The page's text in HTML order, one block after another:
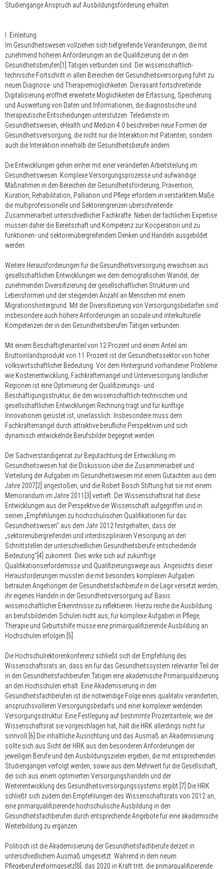
Studiengänge Anspruch auf Ausbildungsförderung erhalten.
I. Einleitung
Im Gesundheitswesen vollziehen sich tiefgreifende Veränderungen, die mit
zunehmend höheren Anforderungen an die Qualifizierung der in den
Gesundheitsberufen[1] Tätigen verbunden sind. Der wissenschaftlich-
technische Fortschritt in allen Bereichen der Gesundheitsversorgung führt zu
neuen Diagnose- und Therapiemöglichkeiten. Die rasant fortschreitende
Digitalisierung eröffnet erweiterte Möglichkeiten der Erfassung, Speicherung
und Auswertung von Daten und Informationen, die diagnostische und
therapeutische Entscheidungen unterstützen. Teledienste im
Gesundheitswesen, eHealth und Medizin 4.0 beschreiben neue Formen der
Gesundheitsversorgung, die nicht nur die Interaktion mit Patienten, sondern
auch die Interaktion innerhalb der Gesundheitsberufe ändern.
Die Entwicklungen gehen einher mit einer veränderten Arbeitsteilung im
Gesundheitswesen. Komplexe Versorgungsprozesse und aufwändige
Maßnahmen in den Bereichen der Gesundheitsförderung, Prävention,
Kuration, Rehabilitation, Palliation und Pflege erfordern in verstärktem Maße
die multiprofessionelle und Sektorengrenzen überschreitende
Zusammenarbeit unterschiedlicher Fachkräfte. Neben der fachlichen Expertise
müssen daher die Bereitschaft und Kompetenz zur Kooperation und zu
funktionen- und sektorenübergreifendem Denken und Handeln ausgebildet
werden.
Weitere Herausforderungen für die Gesundheitsversorgung erwachsen aus
gesellschaftlichen Entwicklungen wie dem demografischen Wandel, der
zunehmenden Diversifizierung der gesellschaftlichen Strukturen und
Lebensformen und der steigenden Anzahl an Menschen mit einem
Migrationshintergrund. Mit der Diversifizierung von Versorgungsbedarfen sind
insbesondere auch höhere Anforderungen an soziale und interkulturelle
Kompetenzen der in den Gesundheitsberufen Tätigen verbunden.
Mit einem Beschäftigtenanteil von 12 Prozent und einem Anteil am
Bruttoinlandsprodukt von 11 Prozent ist der Gesundheitssektor von hoher
volkswirtschaftlicher Bedeutung. Vor dem Hintergrund vorhandener Probleme
wie Kostenentwicklung, Fachkräftemangel und Unterversorgung ländlicher
Regionen ist eine Optimierung der Qualifizierungs- und
Beschäftigungsstruktur, die den wissenschaftlich-technischen und
gesellschaftlichen Entwicklungen Rechnung trägt und für künftige
Innovationen gerüstet ist, unerlässlich. Insbesondere muss dem
Fachkräftemangel durch attraktive berufliche Perspektiven und sich
dynamisch entwickelnde Berufsbilder begegnet werden.
Der Sachverständigenrat zur Begutachtung der Entwicklung im
Gesundheitswesen hat die Diskussion über die Zusammenarbeit und
Verteilung der Aufgaben im Gesundheitswesen mit einem Gutachten aus dem
Jahre 2007[2] angestoßen, und die Robert Bosch Stiftung hat sie mit einem
Memorandum im Jahre 2011[3] vertieft. Der Wissenschaftsrat hat diese
Entwicklungen aus der Perspektive der Wissenschaft aufgegriffen und in
seinen „Empfehlungen zu hochschulischen Qualifikationen für das
Gesundheitswesen“ aus dem Jahr 2012 festgehalten, dass der
„sektorenübergreifenden und interdisziplinären Versorgung an den
Schnittstellen der unterschiedlichen Gesundheitsberufe entscheidende
Bedeutung“[4] zukommt. Dies wirke sich auf zukünftige
Qualifikationserfordernisse und Qualifizierungswege aus. Angesichts dieser
Herausforderungen müssten die mit besonders komplexen Aufgaben
betrauten Angehörigen der Gesundheitsfachberufe in die Lage versetzt werden,
ihr eigenes Handeln in der Gesundheitsversorgung auf Basis
wissenschaftlicher Erkenntnisse zu reflektieren. Hierzu reiche die Ausbildung
an berufsbildenden Schulen nicht aus, für komplexe Aufgaben in Pflege,
Therapie und Geburtshilfe müsse eine primärqualifizierende Ausbildung an
Hochschulen erfolgen.[5]
Die Hochschulrektorenkonferenz schließt sich der Empfehlung des
Wissenschaftsrats an, dass ein für das Gesundheitssystem relevanter Teil der
in den Gesundheitsfachberufen Tätigen eine akademische Primärqualifizierung
an den Hochschulen erhält. Eine Akademisierung in den
Gesundheitsfachberufen ist die notwendige Folge eines qualitativ veränderten,
anspruchsvolleren Versorgungsbedarfs und einer komplexer werdenden
Versorgungsstruktur. Eine Festlegung auf bestimmte Prozentanteile, wie der
Wissenschaftsrat sie vorgeschlagen hat, hält die HRK allerdings nicht für
sinnvoll.[6] Die inhaltliche Ausrichtung und das Ausmaß an Akademisierung
sollte sich aus Sicht der HRK aus den besonderen Anforderungen der
jeweiligen Berufe und den Ausbildungszielen ergeben, die mit entsprechenden
Studiengängen verfolgt werden, sowie aus dem Mehrwert für die Gesellschaft,
der sich aus einem optimierten Versorgungshandeln und der
Weiterentwicklung des Gesundheitsversorgungssystems ergibt.[7] Die HRK
schließt sich zudem den Empfehlungen des Wissenschaftsrats von 2012 an,
eine primärqualifizierende hochschulische Ausbildung in den
Gesundheitsfachberufen durch entsprechende Angebote für eine akademische
Weiterbildung zu ergänzen.
Politisch ist die Akademisierung der Gesundheitsfachberufe derzeit in
unterschiedlichem Ausmaß umgesetzt. Während in dem neuen
Pflegeberufereformgesetz[8], das 2020 in Kraft tritt, die primärqualifizierende